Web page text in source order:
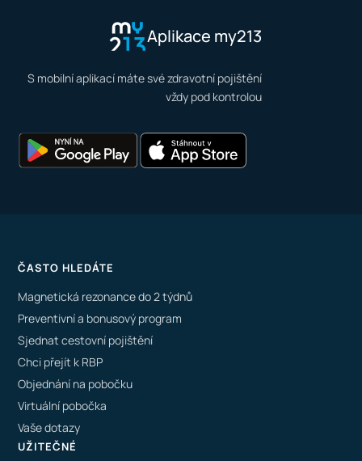
Aplikace my213
S mobilní aplikací máte své zdravotní pojištění
vždy pod kontrolou
ČASTO HLEDÁTE
Magnetická rezonance do 2 týdnů
Preventivní a bonusový program
Sjednat cestovní pojištění
Chci přejít k RBP
Objednání na pobočku
Virtuální pobočka
Vaše dotazy
UŽITEČNÉ